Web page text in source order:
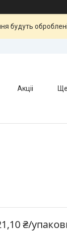
будуть
Акціі Ще
₴/